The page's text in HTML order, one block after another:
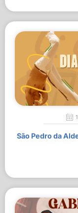
São Pedro da